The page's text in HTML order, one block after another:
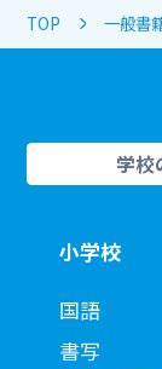
TOP 一般書
学校
小学校
国語
書写